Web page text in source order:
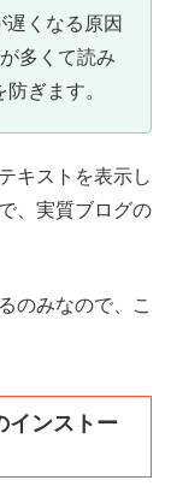
くなる原因
多くて読み
ぎます。
キストを表示し
、実質ブログの
のみなので、こ
インストー